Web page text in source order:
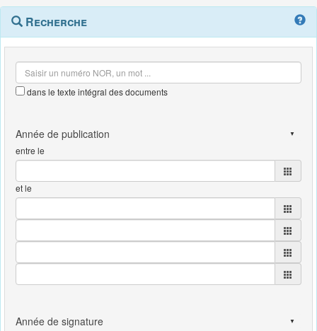
Navigation
outils
Menu
contextuel
Recherche
dans le texte intégral des documents
entre le
et le